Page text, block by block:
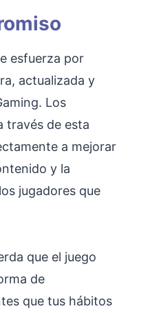
esfuerza por
actualizada y
Los
través de esta
a mejorar
y la
jugadores que
que el juego
de
que tus hábitos